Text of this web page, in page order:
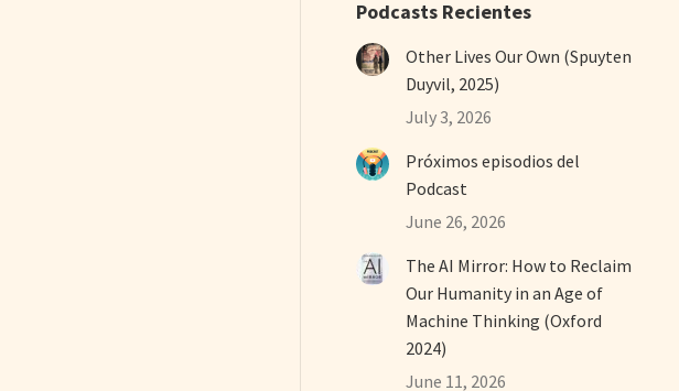
Podcasts Recientes
Other Lives Our Own (Spuyten
Duyvil, 2025)
July 3, 2026
Próximos episodios del
Podcast
June 26, 2026
The AI Mirror: How to Reclaim
Our Humanity in an Age of
Machine Thinking (Oxford
2024)
June 11, 2026